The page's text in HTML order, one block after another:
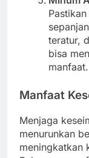
teratur,
bisa
manfaat.
Manfaat
Menjaga
menurunkan
meningkatkan